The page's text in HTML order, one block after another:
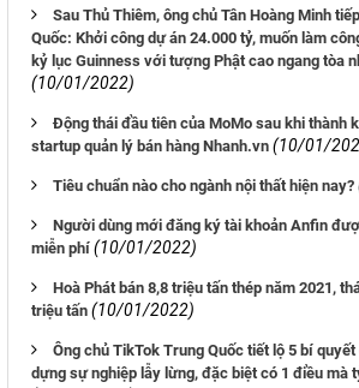
Sau Thủ Thiêm, ông chủ Tân Hoàng Minh
Quốc: Khởi công dự án 24.000 tỷ, muốn làm
kỷ lục Guinness với tượng Phật cao ngang tòa
(10/01/2022)
Động thái đầu tiên của MoMo sau khi thành
startup quản lý bán hàng Nhanh.vn (10/01/
Tiêu chuẩn nào cho ngành nội thất hiện nay?
Người dùng mới đăng ký tài khoản Anfin
miễn phí (10/01/2022)
Hoà Phát bán 8,8 triệu tấn thép năm 2021,
triệu tấn (10/01/2022)
Ông chủ TikTok Trung Quốc tiết lộ 5 bí
dựng sự nghiệp lẫy lừng, đặc biệt có 1 điều mà